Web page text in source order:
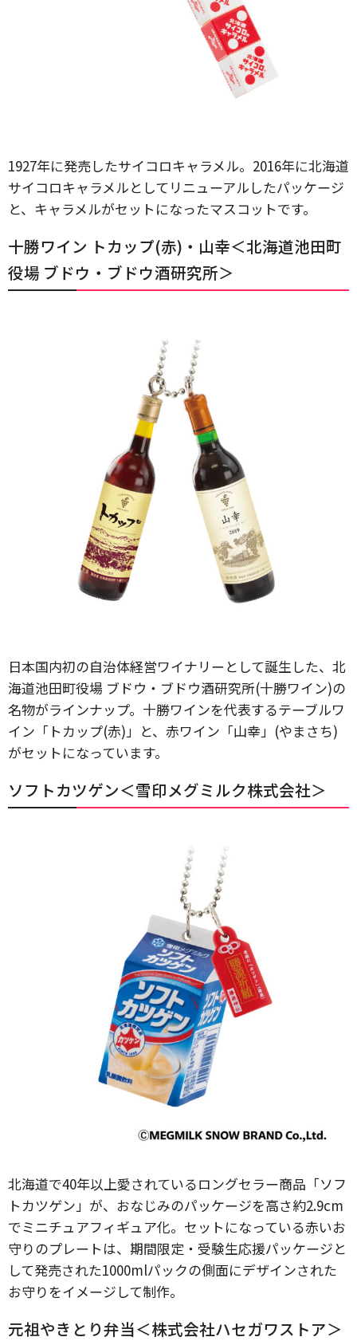
1927年に発売したサイコロキャラメル。2016年に北海道
サイコロキャラメルとしてリニューアルしたパッケージ
と、キャラメルがセットになったマスコットです。
十勝ワイン トカップ(赤)・山幸＜北海道池田町
役場 ブドウ・ブドウ酒研究所＞
日本国内初の自治体経営ワイナリーとして誕生した、北
海道池田町役場 ブドウ・ブドウ酒研究所(十勝ワイン)の
名物がラインナップ。十勝ワインを代表するテーブルワ
イン「トカップ(赤)」と、赤ワイン「山幸」(やまさち)
がセットになっています。
ソフトカツゲン＜雪印メグミルク株式会社＞
北海道で40年以上愛されているロングセラー商品「ソフ
トカツゲン」が、おなじみのパッケージを高さ約2.9cm
でミニチュアフィギュア化。セットになっている赤いお
守りのプレートは、期間限定・受験生応援パッケージと
して発売された1000mlパックの側面にデザインされた
お守りをイメージして制作。
元祖やきとり弁当＜株式会社ハセガワストア＞